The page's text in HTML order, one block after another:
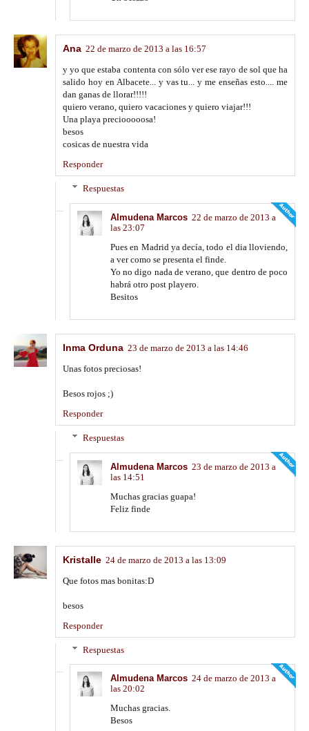
Ana 22 de marzo de 2013 a las 16:57
y yo que estaba contenta con sólo ver ese rayo de sol que ha
salido hoy en Albacete... y vas tu... y me enseñas esto.... me
dan ganas de llorar!!!!!
quiero verano, quiero vacaciones y quiero viajar!!!
Una playa preciooooosa!
besos
cosicas de nuestra vida
Responder
Respuestas
Almudena Marcos 22 de marzo de 2013 a
las 23:07
Pues en Madrid ya decía, todo el dia lloviendo,
a ver como se presenta el finde.
Yo no digo nada de verano, que dentro de poco
habrá otro post playero.
Besitos
Inma Orduna 23 de marzo de 2013 a las 14:46
Unas fotos preciosas!
Besos rojos ;)
Responder
Respuestas
Almudena Marcos 23 de marzo de 2013 a
las 14:51
Muchas gracias guapa!
Feliz finde
Kristalle 24 de marzo de 2013 a las 13:09
Que fotos mas bonitas:D
besos
Responder
Respuestas
Almudena Marcos 24 de marzo de 2013 a
las 20:02
Muchas gracias.
Besos